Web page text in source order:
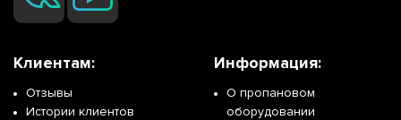
Клиентам:
Отзывы
Истории клиентов
Информация:
О пропановом
оборудовании